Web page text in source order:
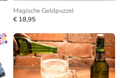
Magische Geldpuzzel
€ 18,95